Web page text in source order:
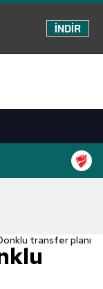
İNDİR
transfer planı